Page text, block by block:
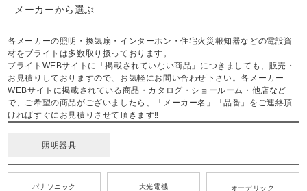
メーカーから選ぶ
各メーカーの照明・換気扇・インターホン・住宅火災報知器などの電設資
材をブライトは多数取り扱っております。
ブライトWEBサイトに「掲載されていない商品」につきましても、販売・
お見積りしておりますので、お気軽にお問い合わせ下さい。各メーカー
WEBサイトに掲載されている商品・カタログ・ショールーム・他店など
で、ご希望の商品がございましたら、「メーカー名」「品番」をご連絡頂
ければすぐにお見積りさせて頂きます‼
照明器具
パナソニック 大光電機 オーデリック